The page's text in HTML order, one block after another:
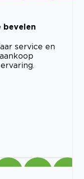
bevelen
service en